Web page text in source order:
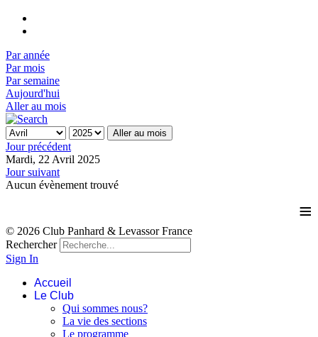
Par année
Par mois
Par semaine
Aujourd'hui
Aller au mois
Aller au mois
Jour précédent
Mardi, 22 Avril 2025
Jour suivant
Aucun évènement trouvé
≡
© 2026 Club Panhard & Levassor France
Rechercher
Sign In
Accueil
Le Club
Qui sommes nous?
La vie des sections
Le programme